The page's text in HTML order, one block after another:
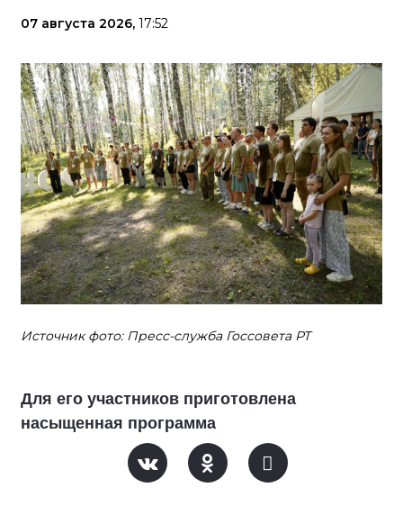
07 августа 2026, 17:52
Источник фото: Пресс-служба Госсовета РТ
Для его участников приготовлена
насыщенная программа